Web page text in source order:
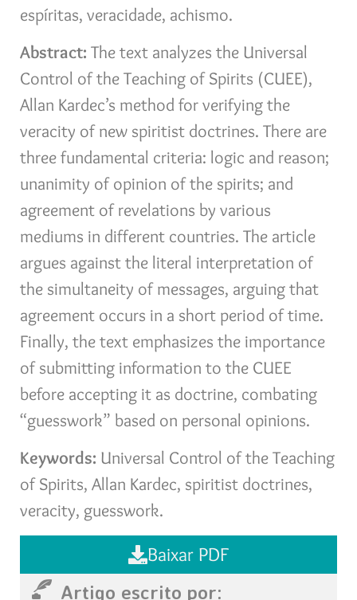
espíritas, veracidade, achismo.
Abstract: The text analyzes the Universal
Control of the Teaching of Spirits (CUEE),
Allan Kardec’s method for verifying the
veracity of new spiritist doctrines. There are
three fundamental criteria: logic and reason;
unanimity of opinion of the spirits; and
agreement of revelations by various
mediums in different countries. The article
argues against the literal interpretation of
the simultaneity of messages, arguing that
agreement occurs in a short period of time.
Finally, the text emphasizes the importance
of submitting information to the CUEE
before accepting it as doctrine, combating
“guesswork” based on personal opinions.
Keywords: Universal Control of the Teaching
of Spirits, Allan Kardec, spiritist doctrines,
veracity, guesswork.
Baixar PDF
Artigo escrito por: